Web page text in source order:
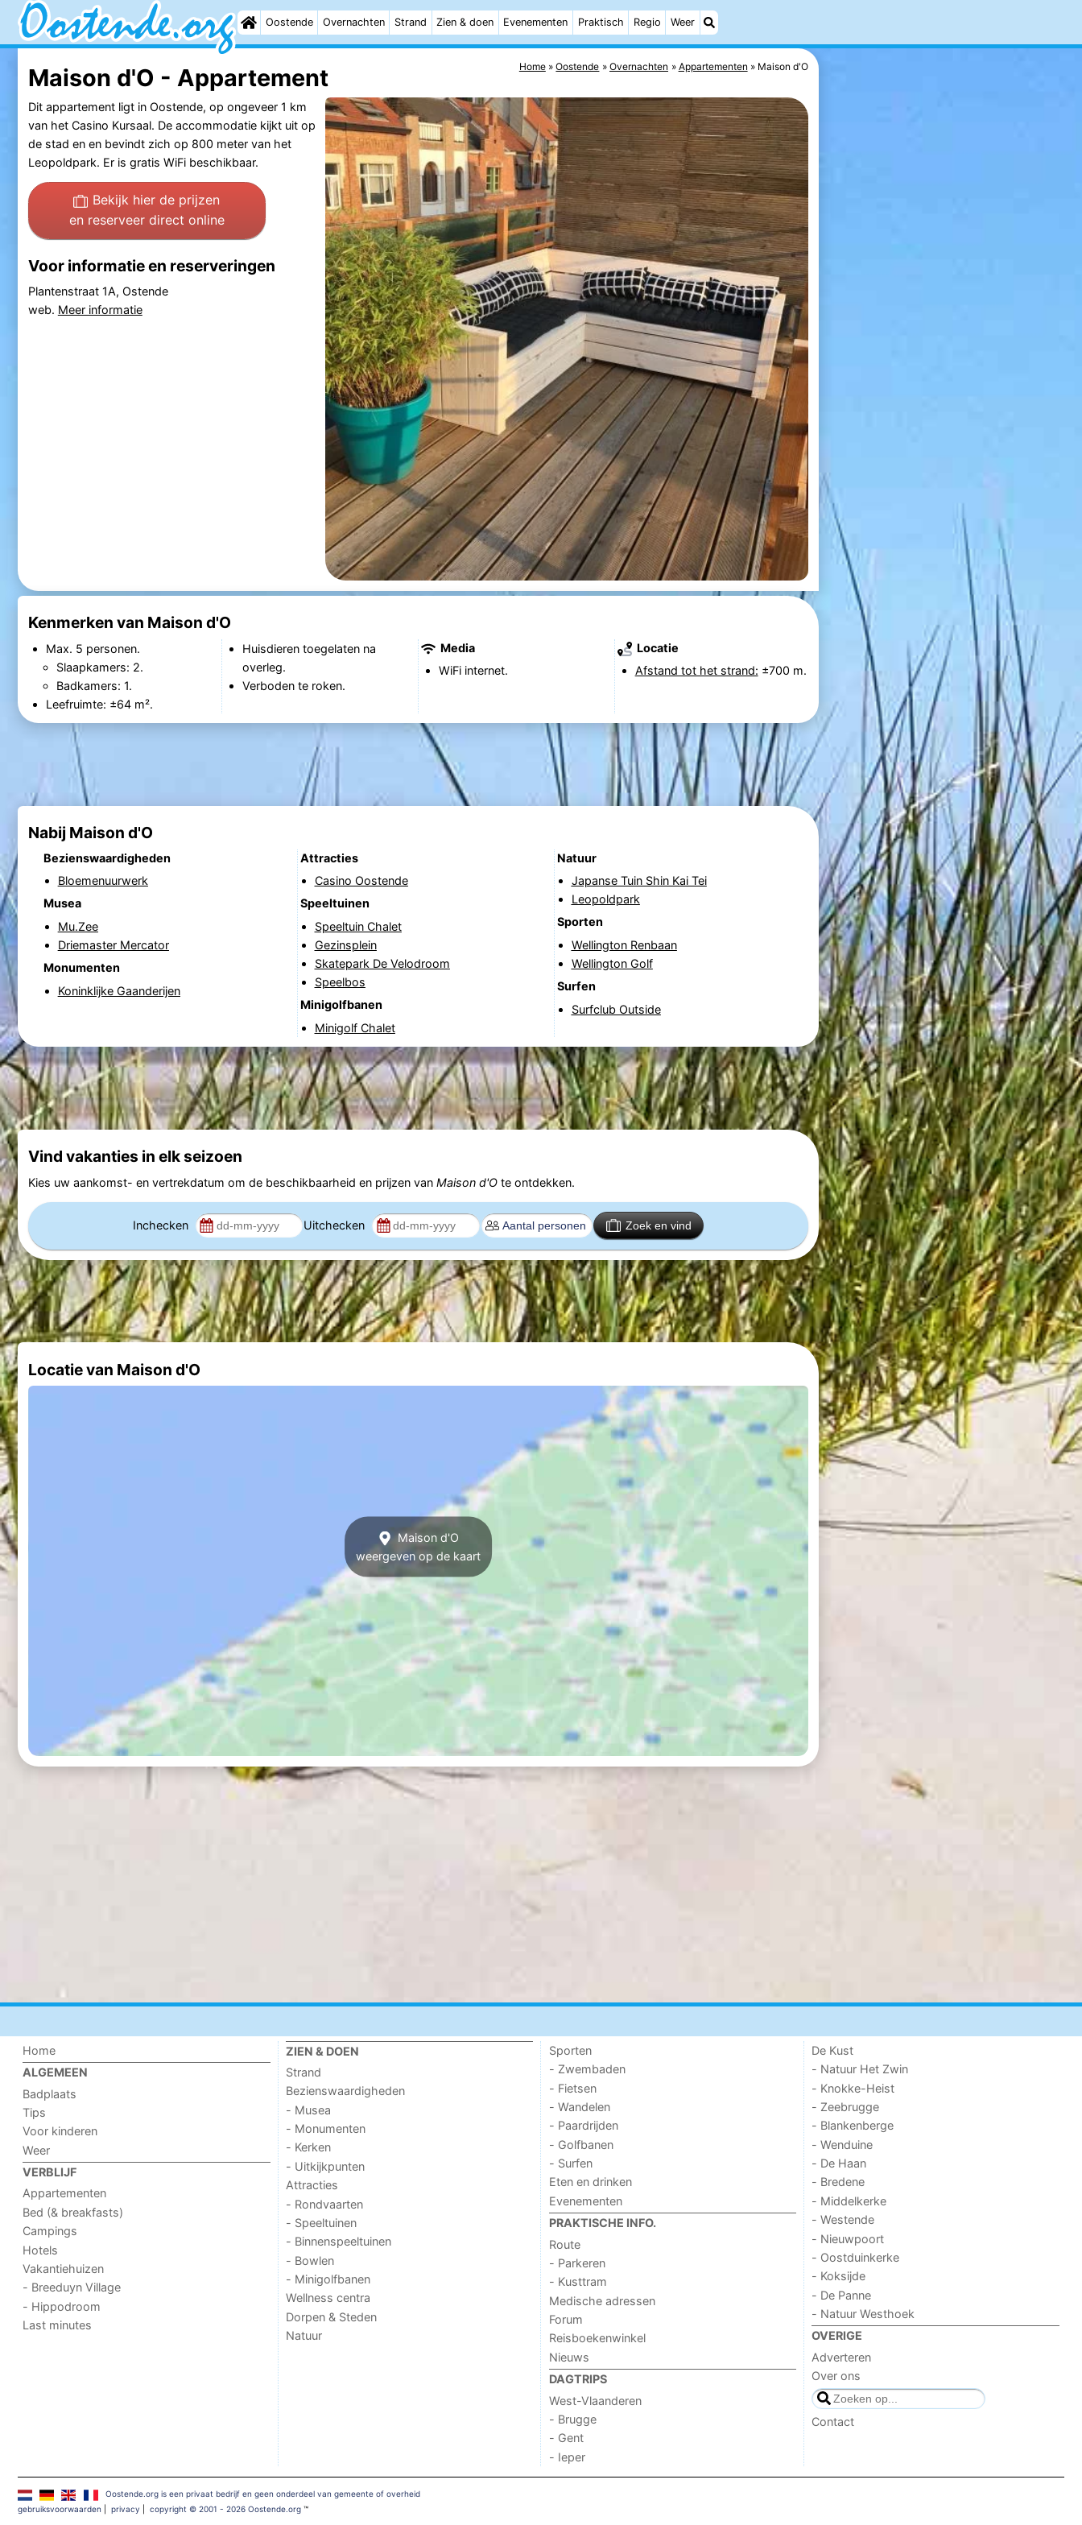
Oostende Overnachten Strand Zien & doen Evenementen Praktisch Regio Weer
Home Oostende Overnachten Appartementen Maison d'O
Maison d'O - Appartement
Dit appartement ligt in Oostende, op ongeveer 1 km
van het Casino Kursaal. De accommodatie kijkt uit op
de stad en en bevindt zich op 800 meter van het
Leopoldpark. Er is gratis WiFi beschikbaar.
Bekijk hier de prijzen
en reserveer direct online
Voor informatie en reserveringen
Plantenstraat 1A, Ostende
web. Meer informatie
Kenmerken van Maison d'O
Max. 5 personen.
Slaapkamers: 2.
Badkamers: 1.
Leefruimte: ±64 m².
Huisdieren toegelaten na
overleg.
Verboden te roken.
Media
WiFi internet.
Locatie
Afstand tot het strand: ±700 m.
Nabij Maison d'O
Bezienswaardigheden
Bloemenuurwerk
Musea
Mu.Zee
Driemaster Mercator
Monumenten
Koninklijke Gaanderijen
Attracties
Casino Oostende
Speeltuinen
Speeltuin Chalet
Gezinsplein
Skatepark De Velodroom
Speelbos
Minigolfbanen
Minigolf Chalet
Natuur
Japanse Tuin Shin Kai Tei
Leopoldpark
Sporten
Wellington Renbaan
Wellington Golf
Surfen
Surfclub Outside
Vind vakanties in elk seizoen
Kies uw aankomst- en vertrekdatum om de beschikbaarheid en prijzen van Maison d'Ote ontdekken.
Inchecken Uitchecken Zoek en vind
Locatie van Maison d'O
Maison d'O
weergeven op de kaart
Home
ALGEMEEN
Badplaats
Tips
Voor kinderen
Weer
VERBLIJF
Appartementen
Bed (& breakfasts)
Campings
Hotels
Vakantiehuizen
- Breeduyn Village
- Hippodroom
Last minutes
ZIEN & DOEN
Strand
Bezienswaardigheden
- Musea
- Monumenten
- Kerken
- Uitkijkpunten
Attracties
- Rondvaarten
- Speeltuinen
- Binnenspeeltuinen
- Bowlen
- Minigolfbanen
Wellness centra
Dorpen & Steden
Natuur
Sporten
- Zwembaden
- Fietsen
- Wandelen
- Paardrijden
- Golfbanen
- Surfen
Eten en drinken
Evenementen
PRAKTISCHE INFO.
Route
- Parkeren
- Kusttram
Medische adressen
Forum
Reisboekenwinkel
Nieuws
DAGTRIPS
West-Vlaanderen
- Brugge
- Gent
- Ieper
De Kust
- Natuur Het Zwin
- Knokke-Heist
- Zeebrugge
- Blankenberge
- Wenduine
- De Haan
- Bredene
- Middelkerke
- Westende
- Nieuwpoort
- Oostduinkerke
- Koksijde
- De Panne
- Natuur Westhoek
OVERIGE
Adverteren
Over ons
Contact
Oostende.org is een privaat bedrijf en geen onderdeel van gemeente of overheid
gebruiksvoorwaarden
privacy copyright © 2001 - 2026 Oostende.org ™